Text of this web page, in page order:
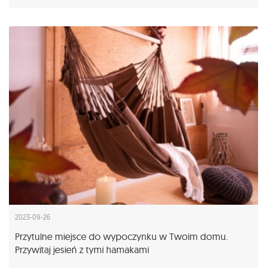
2023-09-26
Przytulne miejsce do wypoczynku w Twoim domu.
Przywitaj jesień z tymi hamakami